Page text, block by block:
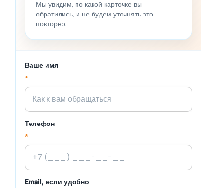
Мы увидим, по какой карточке вы
обратились, и не будем уточнять это
повторно.
Ваше имя
*
Телефон
*
Email, если удобно